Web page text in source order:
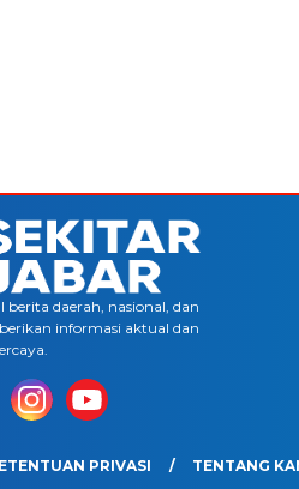
daerah, nasional, dan
informasi aktual dan
PRIVASI TENTANG